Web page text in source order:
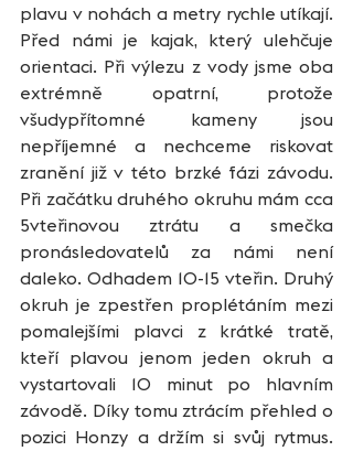
plavu v nohách a metry rychle utíkají.
Před námi je kajak, který ulehčuje
orientaci. Při výlezu z vody jsme oba
extrémně opatrní, protože
všudypřítomné kameny jsou
nepříjemné a nechceme riskovat
zranění již v této brzké fázi závodu.
Při začátku druhého okruhu mám cca
5vteřinovou ztrátu a smečka
pronásledovatelů za námi není
daleko. Odhadem 10-15 vteřin. Druhý
okruh je zpestřen proplétáním mezi
pomalejšími plavci z krátké tratě,
kteří plavou jenom jeden okruh a
vystartovali 10 minut po hlavním
závodě. Díky tomu ztrácím přehled o
pozici Honzy a držím si svůj rytmus.